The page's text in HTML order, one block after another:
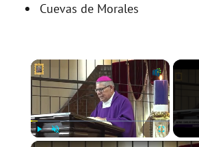
Cuevas de Morales
×
Fullscreen